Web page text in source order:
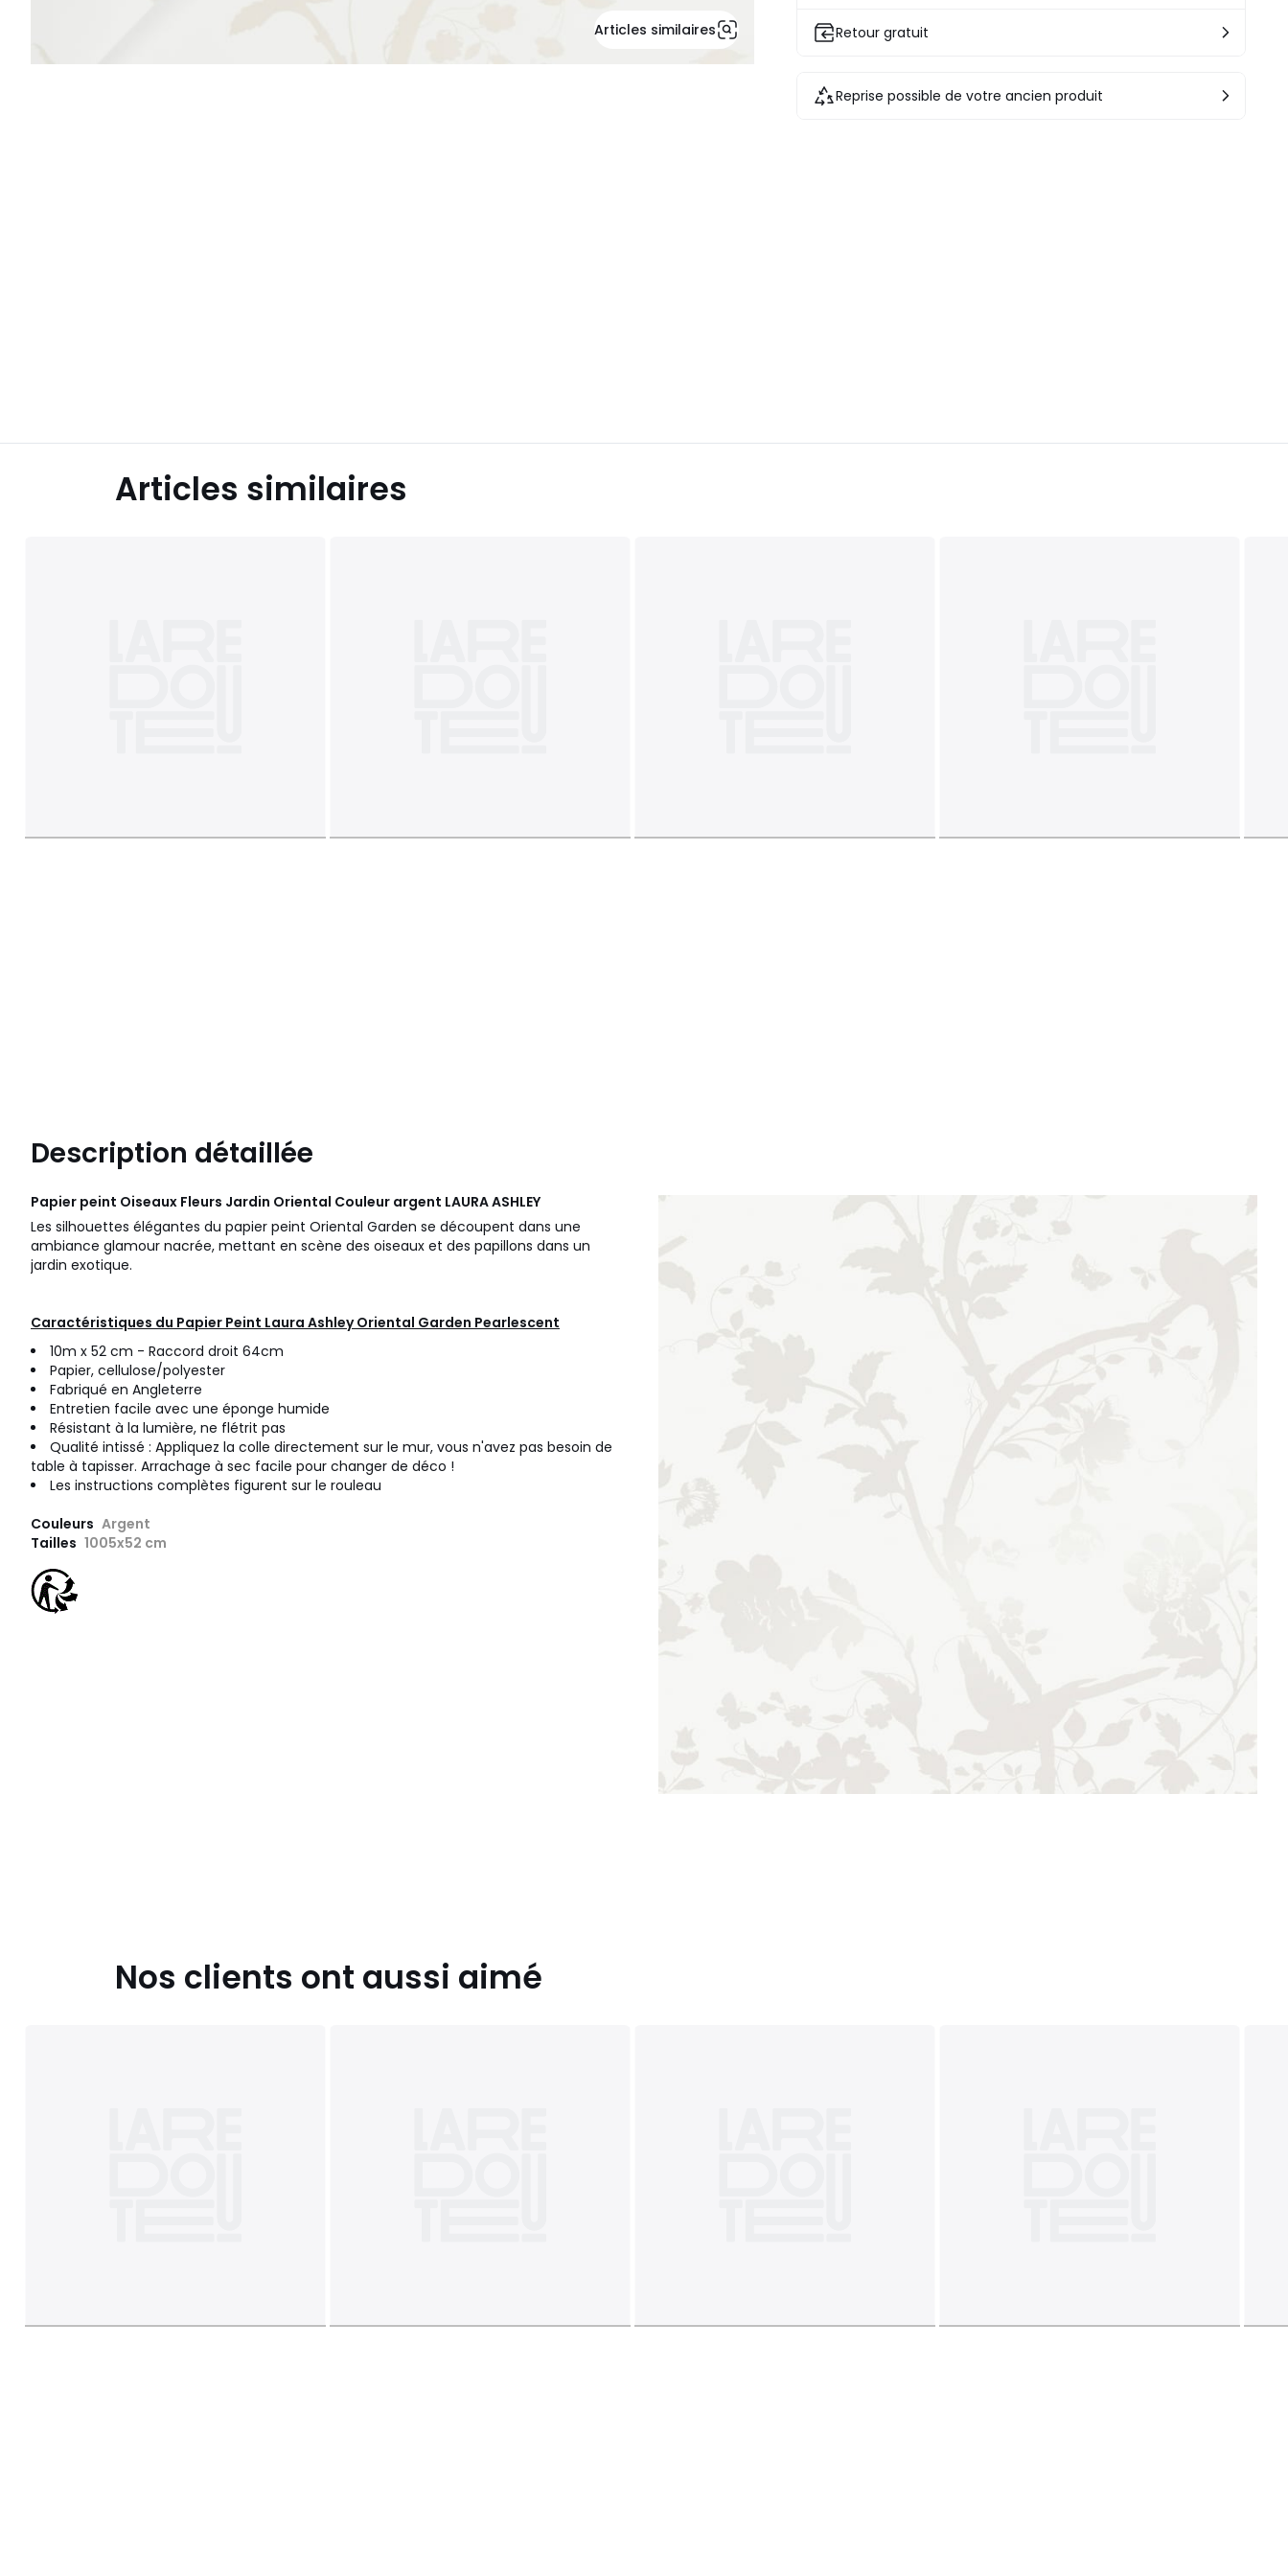
Articles similaires Retour gratuit
Reprise possible de votre ancien produit
Articles similaires
Description détaillée
Papier peint Oiseaux Fleurs Jardin Oriental Couleur argent LAURA ASHLEY
Les silhouettes élégantes du papier peint Oriental Garden se découpent dans une
ambiance glamour nacrée, mettant en scène des oiseaux et des papillons dans un
jardin exotique.
Caractéristiques du Papier Peint Laura Ashley Oriental Garden Pearlescent
10m x 52 cm - Raccord droit 64cm
Papier, cellulose/polyester
Fabriqué en Angleterre
Entretien facile avec une éponge humide
Résistant à la lumière, ne flétrit pas
Qualité intissé : Appliquez la colle directement sur le mur, vous n'avez pas besoin de
table à tapisser. Arrachage à sec facile pour changer de déco !
Les instructions complètes figurent sur le rouleau
Couleurs Argent
Tailles 1005x52 cm
Nos clients ont aussi aimé